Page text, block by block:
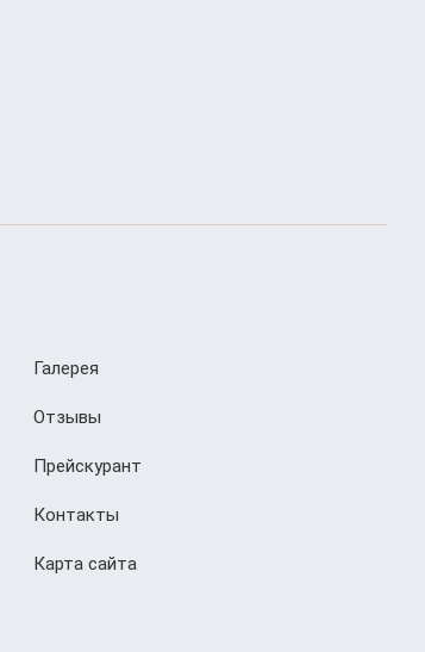
Галерея
Отзывы
Прейскурант
Контакты
Карта сайта